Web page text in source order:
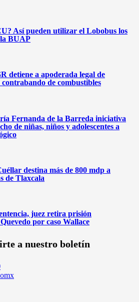
Así pueden utilizar el Lobobus los
la BUAP
detiene a apoderada legal de
de combustibles
Fernanda de la Barreda iniciativa
de niñas, niños y adolescentes a
destina más de 800 mdp a
de Tlaxcala
juez retira prisión
por caso Wallace
a nuestro boletín